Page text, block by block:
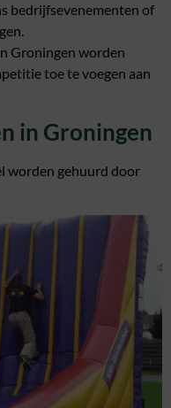
bedrijfsevenementen of
Groningen worden
toe te voegen aan
in Groningen
worden gehuurd door